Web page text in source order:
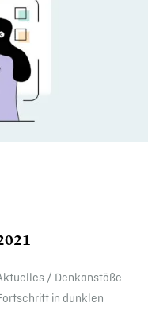
/ Denkan­stöße
in dunklen